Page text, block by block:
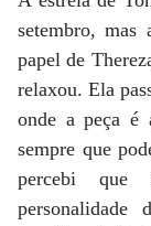
setembro,
papel de
relaxou. Ela
onde a peça é
sempre que
percebi que
personalidade